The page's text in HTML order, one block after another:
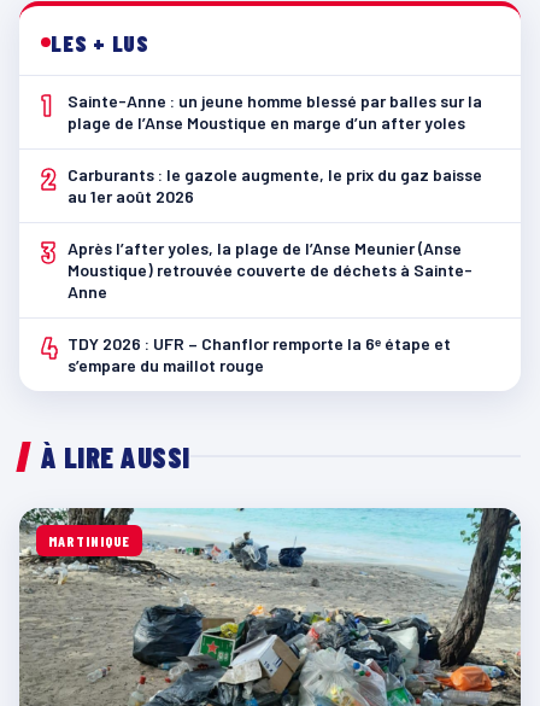
LES + LUS
1
Sainte-Anne : un jeune homme blessé par balles sur la
plage de l’Anse Moustique en marge d’un after yoles
2
Carburants : le gazole augmente, le prix du gaz baisse
au 1er août 2026
3 Après l’after yoles, la plage de l’Anse Meunier (Anse
Moustique) retrouvée couverte de déchets à Sainte-
Anne
4 TDY 2026 : UFR – Chanflor remporte la 6ᵉ étape et
s’empare du maillot rouge
À LIRE AUSSI
MARTINIQUE